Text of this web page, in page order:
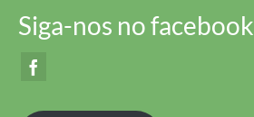
Siga-nos no facebook